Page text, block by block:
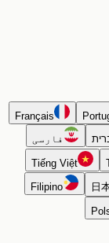
Français
فارسی
Tiếng Việt
Filipino